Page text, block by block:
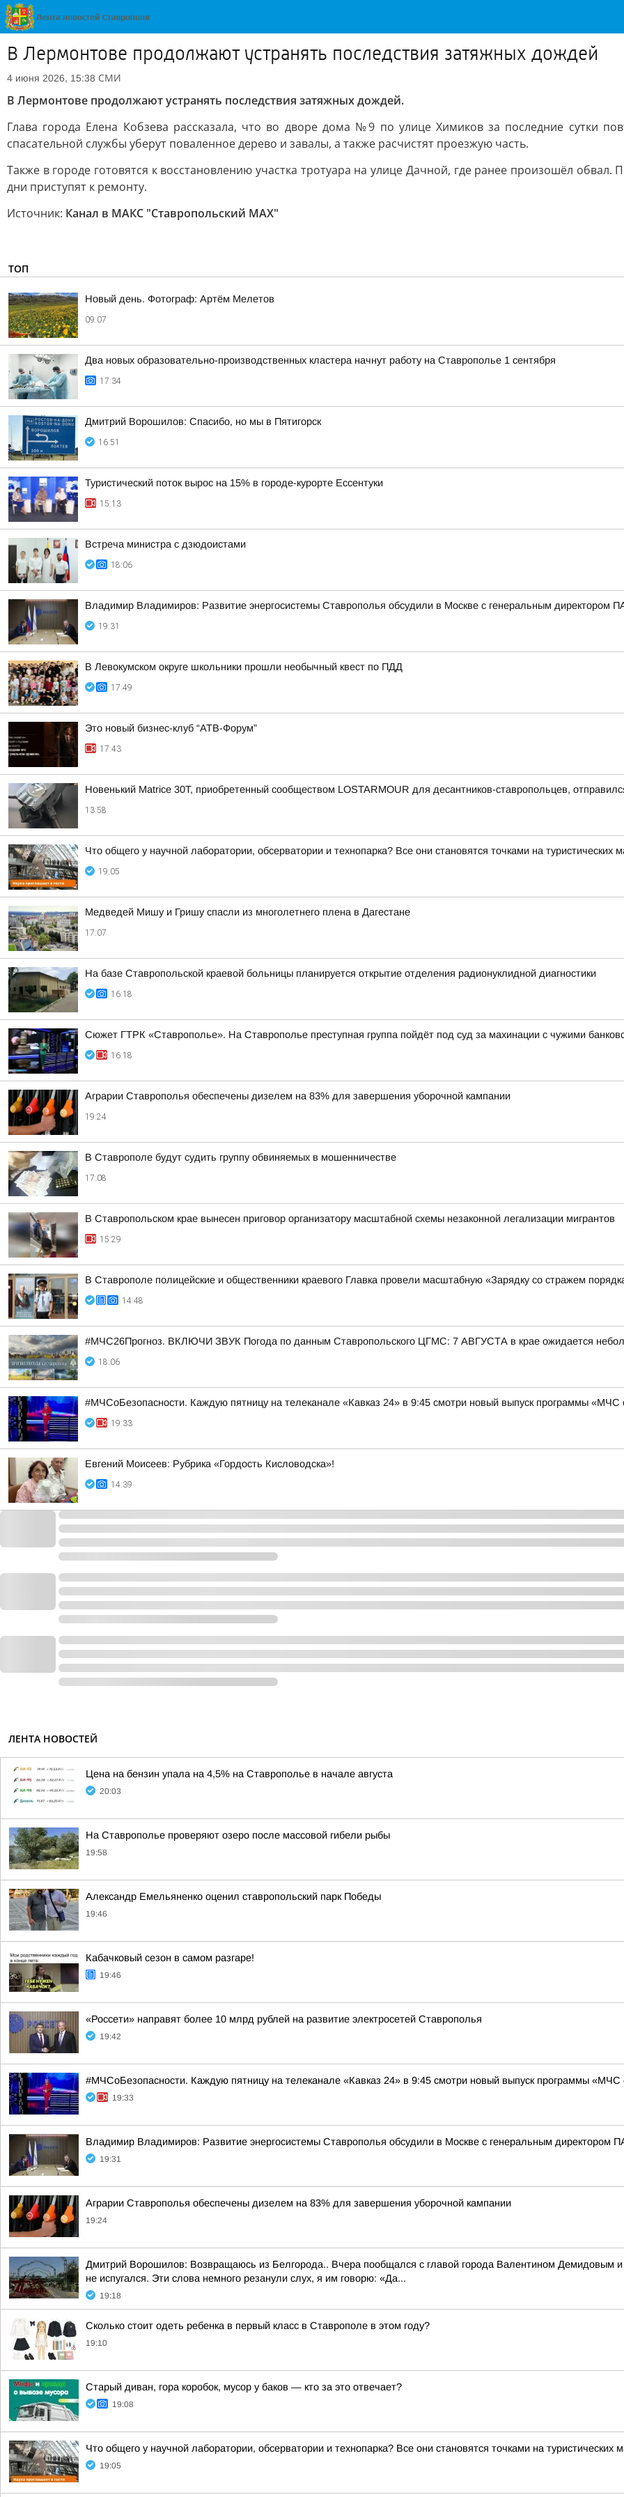
В Лермонтове продолжают устранять последствия затяжных дождей
4 июня 2026, 15:38 СМИ
В Лермонтове продолжают устранять последствия затяжных дождей.
Глава города Елена Кобзева рассказала, что во дворе дома №9 по улице Химиков за последние сутки
спасательной службы уберут поваленное дерево и завалы, а также расчистят проезжую часть.
Также в городе готовятся к восстановлению участка тротуара на улице Дачной, где ранее произошёл
дни приступят к ремонту.
Источник: Канал в МАКС "Ставропольский MAX"
ТОП
Новый день. Фотограф: Артём Мелетов
09:07
Два новых образовательно-производственных кластера начнут работу на Ставрополье 1 сентября
17:34
Дмитрий Ворошилов: Спасибо, но мы в Пятигорск
16:51
Туристический поток вырос на 15% в городе-курорте Ессентуки
15:13
Встреча министра с дзюдоистами
18:06
Владимир Владимиров: Развитие энергосистемы Ставрополья обсудили в Москве с генеральным
19:31
В Левокумском округе школьники прошли необычный квест по ПДД
17:49
Это новый бизнес-клуб “АТВ-Форум”
17:43
Новенький Matrice 30T, приобретенный сообществом LOSTARMOUR для десантников-ставропольцев,
13:58
Что общего у научной лаборатории, обсерватории и технопарка? Все они становятся точками на туристических
19:05
Медведей Мишу и Гришу спасли из многолетнего плена в Дагестане
17:07
На базе Ставропольской краевой больницы планируется открытие отделения радионуклидной диагностики
16:18
Сюжет ГТРК «Ставрополье». На Ставрополье преступная группа пойдёт под суд за махинации с чужими
16:18
Аграрии Ставрополья обеспечены дизелем на 83% для завершения уборочной кампании
19:24
В Ставрополе будут судить группу обвиняемых в мошенничестве
17:08
В Ставропольском крае вынесен приговор организатору масштабной схемы незаконной легализации мигрантов
15:29
В Ставрополе полицейские и общественники краевого Главка провели масштабную «Зарядку со стражем
14:48
#МЧС26Прогноз. ВКЛЮЧИ ЗВУК Погода по данным Ставропольского ЦГМС: 7 АВГУСТА в крае ожидается
18:06
#МЧСоБезопасности. Каждую пятницу на телеканале «Кавказ 24» в 9:45 смотри новый выпуск программы «МЧС
19:33
Евгений Моисеев: Рубрика «Гордость Кисловодска»!
14:39
ЛЕНТА НОВОСТЕЙ
Цена на бензин упала на 4,5% на Ставрополье в начале августа
20:03
На Ставрополье проверяют озеро после массовой гибели рыбы
19:58
Александр Емельяненко оценил ставропольский парк Победы
19:46
Кабачковый сезон в самом разгаре!
19:46
«Россети» направят более 10 млрд рублей на развитие электросетей Ставрополья
19:42
#МЧСоБезопасности. Каждую пятницу на телеканале «Кавказ 24» в 9:45 смотри новый выпуск программы «МЧС
19:33
Владимир Владимиров: Развитие энергосистемы Ставрополья обсудили в Москве с генеральным
19:31
Аграрии Ставрополья обеспечены дизелем на 83% для завершения уборочной кампании
19:24
Дмитрий Ворошилов: Возвращаюсь из Белгорода.. Вчера пообщался с главой города Валентином Демидовым и
не испугался. Эти слова немного резанули слух, я им говорю: «Да...
19:18
Сколько стоит одеть ребенка в первый класс в Ставрополе в этом году?
19:10
Старый диван, гора коробок, мусор у баков — кто за это отвечает?
19:08
Что общего у научной лаборатории, обсерватории и технопарка? Все они становятся точками на туристических
19:05